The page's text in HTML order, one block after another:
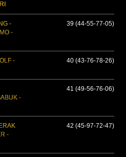
-
-
39 (44-55-77-05)
-
40 (43-76-78-26)
-
41 (49-56-76-06)
-
42 (45-97-72-47)